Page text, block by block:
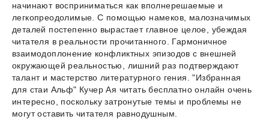
начинают восприниматься как вполнерешаемые и
легкопреодолимые. С помощью намеков, малозначимых
деталей постепенно вырастает главное целое, убеждая
читателя в реальности прочитанного. Гармоничное
взаимодоплонение конфликтных эпизодов с внешней
окружающей реальностью, лишний раз подтверждают
талант и мастерство литературного гения. "Избранная
для стаи Альф" Кучер Ая читать бесплатно онлайн очень
интересно, поскольку затронутые темы и проблемы не
могут оставить читателя равнодушным.